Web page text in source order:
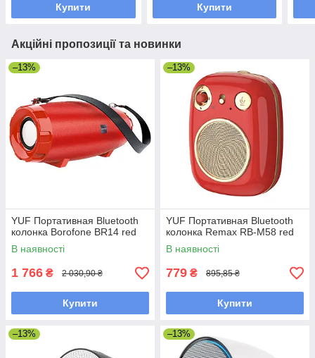
Купити Купити
Акційні пропозиції та новинки
–13%
YUF Портативная Bluetooth
колонка Borofone BR14 red
В наявності
1 766 ₴ 2 030,90 ₴
Купити
–13%
YUF Портативная Bluetooth
колонка Remax RB-M58 red
В наявності
779 ₴ 895,85 ₴
Купити
–13% –13%